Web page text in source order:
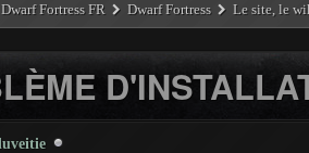
Fortress FR Dwarf Fortress Le site, le